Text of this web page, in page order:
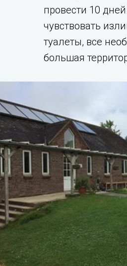
провести 10
чувствовать
туалеты, все
большая